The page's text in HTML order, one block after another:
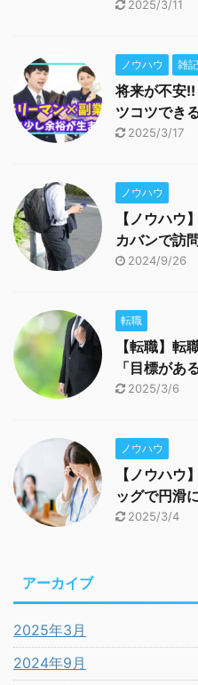
2025/3/11
ノウハウ 雑記
将来が不安
ツコツでき
2025/3/17
ノウハウ
【ノウハウ
カバンで訪
2024/9/26
転職
【転職】転
「目標があ
2025/3/6
ノウハウ
【ノウハウ
ッグで円滑
2025/3/4
アーカイブ
2025年3月
2024年9月